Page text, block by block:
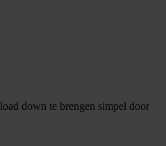
down te brengen simpel door